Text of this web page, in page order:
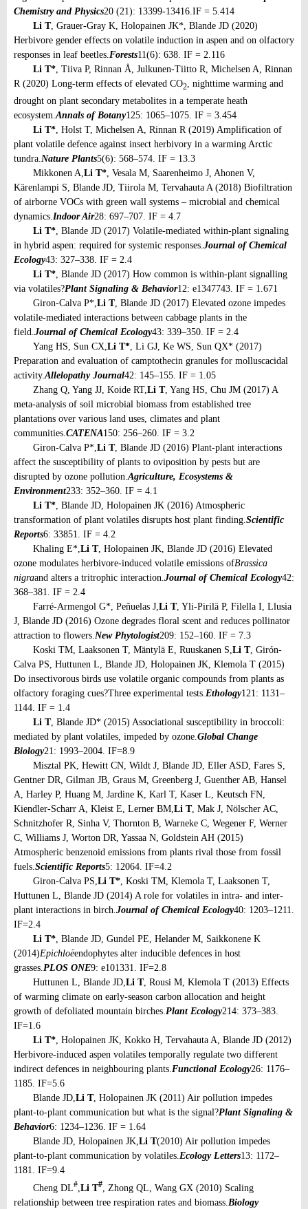
Chemistry and Physics20 (21): 13399-13416. IF = 5.414
Li T, Grauer-Gray K, Holopainen JK*, Blande JD (2020)
Herbivore gender effects on volatile induction in aspen and on olfactory
responses in leaf beetles. Forests11(6): 638. IF = 2.116
Li T* , Tiiva P, Rinnan Å, Julkunen-Tiitto R, Michelsen A, Rinnan
R (2020) Long-term effects of elevated CO2 , nighttime warming and
drought on plant secondary metabolites in a temperate heath
ecosystem.Annals of Botany125: 1065–1075. IF = 3.454
Li T*, Holst T, Michelsen A, Rinnan R (2019) Amplification of
plant volatile defence against insect herbivory in a warming Arctic
tundra.Nature Plants5(6): 568–574. IF = 13.3
Mikkonen A,Li T*, Vesala M, Saarenheimo J, Ahonen V,
Kärenlampi S, Blande JD, Tiirola M, Tervahauta A (2018) Biofiltration
of airborne VOCs with green wall systems – microbial and chemical
dynamics.Indoor Air28: 697–707. IF = 4.7
Li T*, Blande JD (2017) Volatile-mediated within-plant signaling
in hybrid aspen: required for systemic responses.Journal of Chemical
Ecology43: 327–338. IF = 2.4
Li T*, Blande JD (2017) How common is within-plant signalling
via volatiles?Plant Signaling & Behavior12: e1347743. IF = 1.671
Giron-Calva P*,Li T, Blande JD (2017) Elevated ozone impedes
volatile-mediated interactions between cabbage plants in the
field.Journal of Chemical Ecology43: 339–350. IF = 2.4
Yang HS, Sun CX,Li T*, Li GJ, Ke WS, Sun QX* (2017)
Preparation and evaluation of camptothecin granules for molluscacidal
activity.Allelopathy Journal42: 145–155. IF = 1.05
Zhang Q, Yang JJ, Koide RT,Li T, Yang HS, Chu JM (2017) A
meta-analysis of soil microbial biomass from established tree
plantations over various land uses, climates and plant
communities.CATENA150: 256–260. IF = 3.2
Giron-Calva P*,Li T, Blande JD (2016) Plant-plant interactions
affect the susceptibility of plants to oviposition by pests but are
disrupted by ozone pollution.Agriculture, Ecosystems &
Environment233: 352–360. IF = 4.1
Li T*, Blande JD, Holopainen JK (2016) Atmospheric
transformation of plant volatiles disrupts host plant finding.Scientific
Reports6: 33851. IF = 4.2
Khaling E*,Li T, Holopainen JK, Blande JD (2016) Elevated
ozone modulates herbivore-induced volatile emissions ofBrassica
nigraand alters a tritrophic interaction.Journal of Chemical Ecology42:
368–381. IF = 2.4
Farré-Armengol G*, Peñuelas J,Li T, Yli-Pirilä P, Filella I, Llusia
J, Blande JD (2016) Ozone degrades floral scent and reduces pollinator
attraction to flowers.New Phytologist209: 152–160. IF = 7.3
Koski TM, Laaksonen T, Mäntylä E, Ruuskanen S,Li T, Girón-
Calva PS, Huttunen L, Blande JD, Holopainen JK, Klemola T (2015)
Do insectivorous birds use volatile organic compounds from plants as
olfactory foraging cues?Three experimental tests.Ethology121: 1131–
1144. IF = 1.4
Li T, Blande JD* (2015) Associational susceptibility in broccoli:
mediated by plant volatiles, impeded by ozone.Global Change
Biology21: 1993–2004. IF=8.9
Misztal PK, Hewitt CN, Wildt J, Blande JD, Eller ASD, Fares S,
Gentner DR, Gilman JB, Graus M, Greenberg J, Guenther AB, Hansel
A, Harley P, Huang M, Jardine K, Karl T, Kaser L, Keutsch FN,
Kiendler-Scharr A, Kleist E, Lerner BM,Li T, Mak J, Nölscher AC,
Schnitzhofer R, Sinha V, Thornton B, Warneke C, Wegener F, Werner
C, Williams J, Worton DR, Yassaa N, Goldstein AH (2015)
Atmospheric benzenoid emissions from plants rival those from fossil
fuels.Scientific Reports5: 12064. IF=4.2
Giron-Calva PS,Li T*, Koski TM, Klemola T, Laaksonen T,
Huttunen L, Blande JD (2014) A role for volatiles in intra- and inter-
plant interactions in birch.Journal of Chemical Ecology40: 1203–1211.
IF=2.4
Li T*, Blande JD, Gundel PE, Helander M, Saikkonene K
(2014)Epichloëendophytes alter inducible defences in host
grasses.PLOS ONE9: e101331. IF=2.8
Huttunen L, Blande JD,Li T, Rousi M, Klemola T (2013) Effects
of warming climate on early-season carbon allocation and height
growth of defoliated mountain birches.Plant Ecology214: 373–383.
IF=1.6
Li T*, Holopainen JK, Kokko H, Tervahauta A, Blande JD (2012)
Herbivore-induced aspen volatiles temporally regulate two different
indirect defences in neighbouring plants.Functional Ecology26: 1176–
1185. IF=5.6
Blande JD,Li T, Holopainen JK (2011) Air pollution impedes
plant-to-plant communication but what is the signal?Plant Signaling &
Behavior6: 1234–1236. IF = 1.64
Blande JD, Holopainen JK,Li T(2010) Air pollution impedes
plant-to-plant communication by volatiles.Ecology Letters13: 1172–
1181. IF=9.4
Cheng DL#,Li T#, Zhong QL, Wang GX (2010) Scaling
relationship between tree respiration rates and biomass.Biology